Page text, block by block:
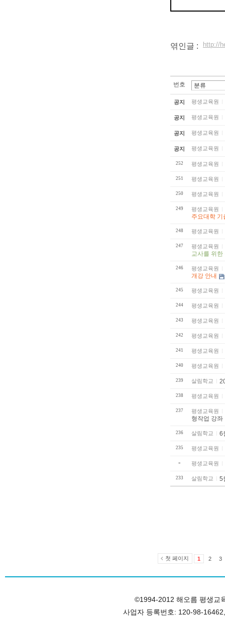
엮인글 : http://
번호
공지 평생교육원
공지 평생교육원
공지 평생교육원
공지 평생교육원
252 평생교육원
251 평생교육원
250 평생교육원
249 평생교육원
주요대학 기
248 평생교육원
247 평생교육원
교사를 위한
246 평생교육원
개강 안내
245 평생교육원
244 평생교육원
243 평생교육원
242 평생교육원
241 평생교육원
240 평생교육원
239 살림학교
238 평생교육원
237 평생교육원
형작업 강좌
236 살림학교 6
235 평생교육원
» 평생교육원
233 살림학교 5
첫 페이지 1 2 3
©1994-2012 해오름 평생교
사업자 등록번호: 120-98-